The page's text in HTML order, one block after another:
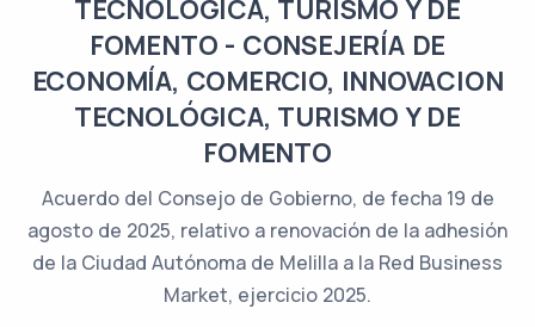
TECNOLÓGICA, TURISMO Y DE
FOMENTO - CONSEJERÍA DE
ECONOMÍA, COMERCIO, INNOVACION
TECNOLÓGICA, TURISMO Y DE
FOMENTO
Acuerdo del Consejo de Gobierno, de fecha 19 de
agosto de 2025, relativo a renovación de la adhesión
de la Ciudad Autónoma de Melilla a la Red Business
Market, ejercicio 2025.